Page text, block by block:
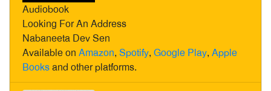
Audiobook
Looking For An Address
Nabaneeta Dev Sen
Available on Amazon, Spotify, Google Play, Apple
Booksand other platforms.